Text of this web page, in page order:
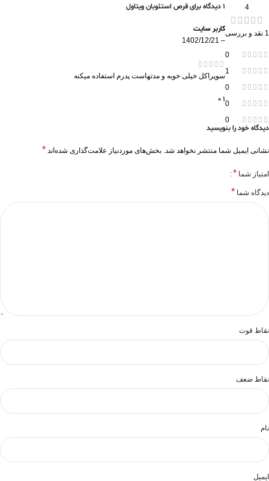
4
1 نقد و بررسی
0
1
0
0
0
1 دیدگاه برای قرص استئوبان ویتاول
کاربر سایت
–
1402/12/21
سوپراکل خیلی خوبه و مدتهاست پدرم استفاده میکنه
1
0
دیدگاه خود را بنویسید
نشانی ایمیل شما منتشر نخواهد شد. بخش‌های موردنیاز علامت‌گذاری شده‌اند *
امتیاز شما *
دیدگاه شما *
نقاط قوت
نقاط ضعف
نام
ایمیل